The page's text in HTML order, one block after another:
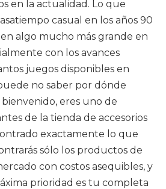
en la actualidad. Lo que
casual en los años 90
algo mucho más grande en
con los avances
juegos disponibles en
no saber por dónde
eres uno de
de la tienda de accesorios
exactamente lo que
sólo los productos de
con costos asequibles, y
prioridad es tu completa